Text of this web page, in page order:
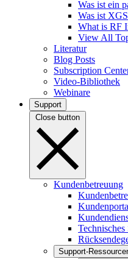
Was ist ein
Was ist
What is RF
View All
Literatur
Blog Posts
Subscription
Video-Bibliothek
Webinare
Support
Close button
Kundenbetreuung
Support-